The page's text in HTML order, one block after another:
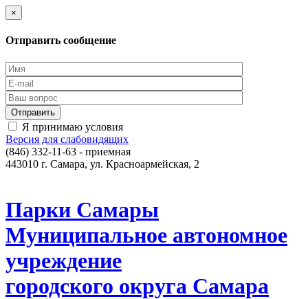
×
Отправить сообщение
Я принимаю условия
Версия для слабовидящих
(846) 332-11-63 - приемная
443010 г. Самара, ул. Красноармейская, 2
Парки Самары
Муниципальное автономное
учреждение
городского округа Самара